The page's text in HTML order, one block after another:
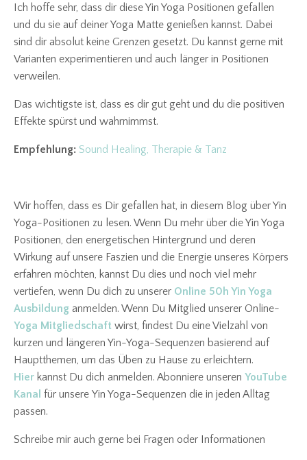
Ich hoffe sehr, dass dir diese Yin Yoga Positionen gefallen
und du sie auf deiner Yoga Matte genießen kannst. Dabei
sind dir absolut keine Grenzen gesetzt. Du kannst gerne mit
Varianten experimentieren und auch länger in Positionen
verweilen.
Das wichtigste ist, dass es dir gut geht und du die positiven
Effekte spürst und wahrnimmst.
Empfehlung: Sound Healing, Therapie & Tanz
Wir hoffen, dass es Dir gefallen hat, in diesem Blog über Yin
Yoga-Positionen zu lesen. Wenn Du mehr über die Yin Yoga
Positionen, den energetischen Hintergrund und deren
Wirkung auf unsere Faszien und die Energie unseres Körpers
erfahren möchten, kannst Du dies und noch viel mehr
vertiefen, wenn Du dich zu unserer Online 50h Yin Yoga
Ausbildung anmelden. Wenn Du Mitglied unserer Online-
Yoga Mitgliedschaft wirst, findest Du eine Vielzahl von
kurzen und längeren Yin-Yoga-Sequenzen basierend auf
Hauptthemen, um das Üben zu Hause zu erleichtern.
Hier kannst Du dich anmelden. Abonniere unseren YouTube
Kanal für unsere Yin Yoga-Sequenzen die in jeden Alltag
passen.
Schreibe mir auch gerne bei Fragen oder Informationen